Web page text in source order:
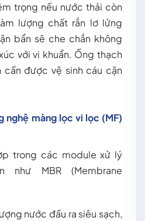
trọng nếu nước thải còn
lượng chất rắn lơ lửng
bẩn sẽ che chắn không
với vi khuẩn. Ống thạch
cần được vệ sinh cáu cặn
nghệ màng lọc vi lọc (MF)
trong các module xử lý
MBR (Membrane
nước đầu ra siêu sạch,